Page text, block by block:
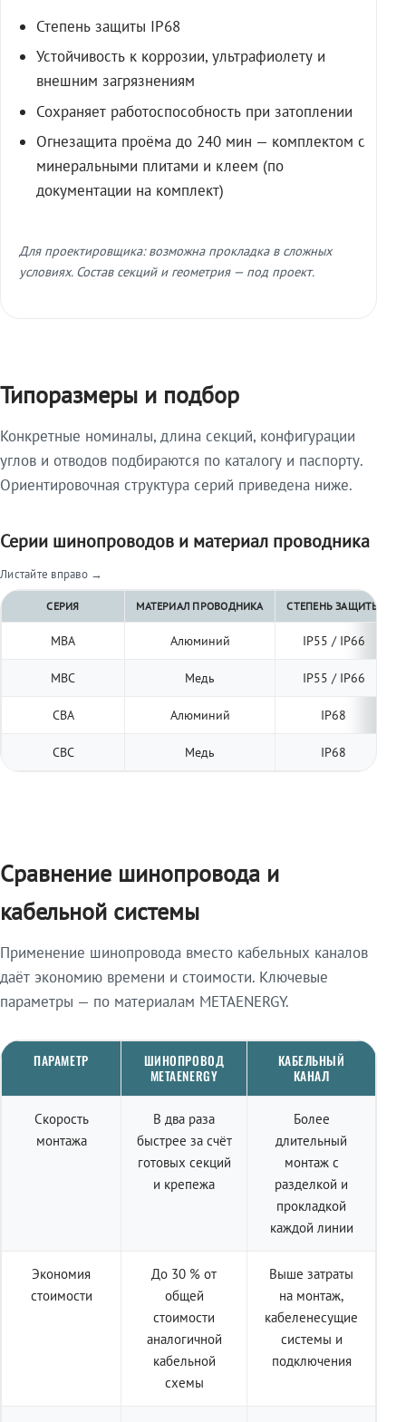
Степень защиты IP68
Устойчивость к коррозии, ультрафиолету и
внешним загрязнениям
Сохраняет работоспособность при затоплении
Огнезащита проёма до 240 мин — комплектом с
минеральными плитами и клеем (по
документации на комплект)
Для проектировщика: возможна прокладка в сложных
условиях. Состав секций и геометрия — под проект.
Типоразмеры и подбор
Конкретные номиналы, длина секций, конфигурации
углов и отводов подбираются по каталогу и паспорту.
Ориентировочная структура серий приведена ниже.
Серии шинопроводов и материал проводника
Листайте вправо →
СЕРИЯ МАТЕРИАЛ ПРОВОДНИКА СТЕПЕНЬ ЗАЩИТЫ
МВА Алюминий IP55 / IP66
МВС Медь IP55 / IP66
СВА Алюминий IP68
СВС Медь IP68
Сравнение шинопровода и
кабельной системы
Применение шинопровода вместо кабельных каналов
даёт экономию времени и стоимости. Ключевые
параметры — по материалам METAENERGY.
ПАРАМЕТР
ШИНОПРОВОД
METAENERGY
КАБЕЛЬНЫЙ
КАНАЛ
Скорость
монтажа
В два раза
быстрее за счёт
готовых секций
и крепежа
Более
длительный
монтаж с
разделкой и
прокладкой
каждой линии
Экономия
стоимости
До 30 % от
общей
стоимости
аналогичной
кабельной
схемы
Выше затраты
на монтаж,
кабеленесущие
системы и
подключения